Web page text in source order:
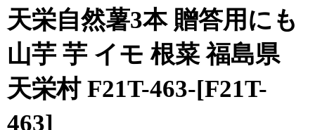
天栄自然薯3本 贈答用にも
山芋 芋 イモ 根菜 福島県
天栄村 F21T-463-[F21T-
463]